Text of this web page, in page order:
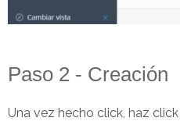
Paso 2 - Creación
Una vez hecho click, haz